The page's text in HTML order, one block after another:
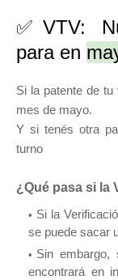
✅VTV:
para en
Si la patente de
mes de mayo.
Y si tenés otra
turno
¿Qué pasa si la
Si la
se puede sacar
Sin embargo,
encontrará en